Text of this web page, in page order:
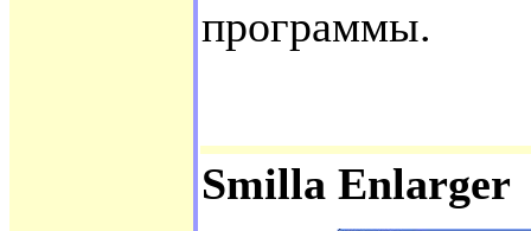
программы.
Smilla Enlarger